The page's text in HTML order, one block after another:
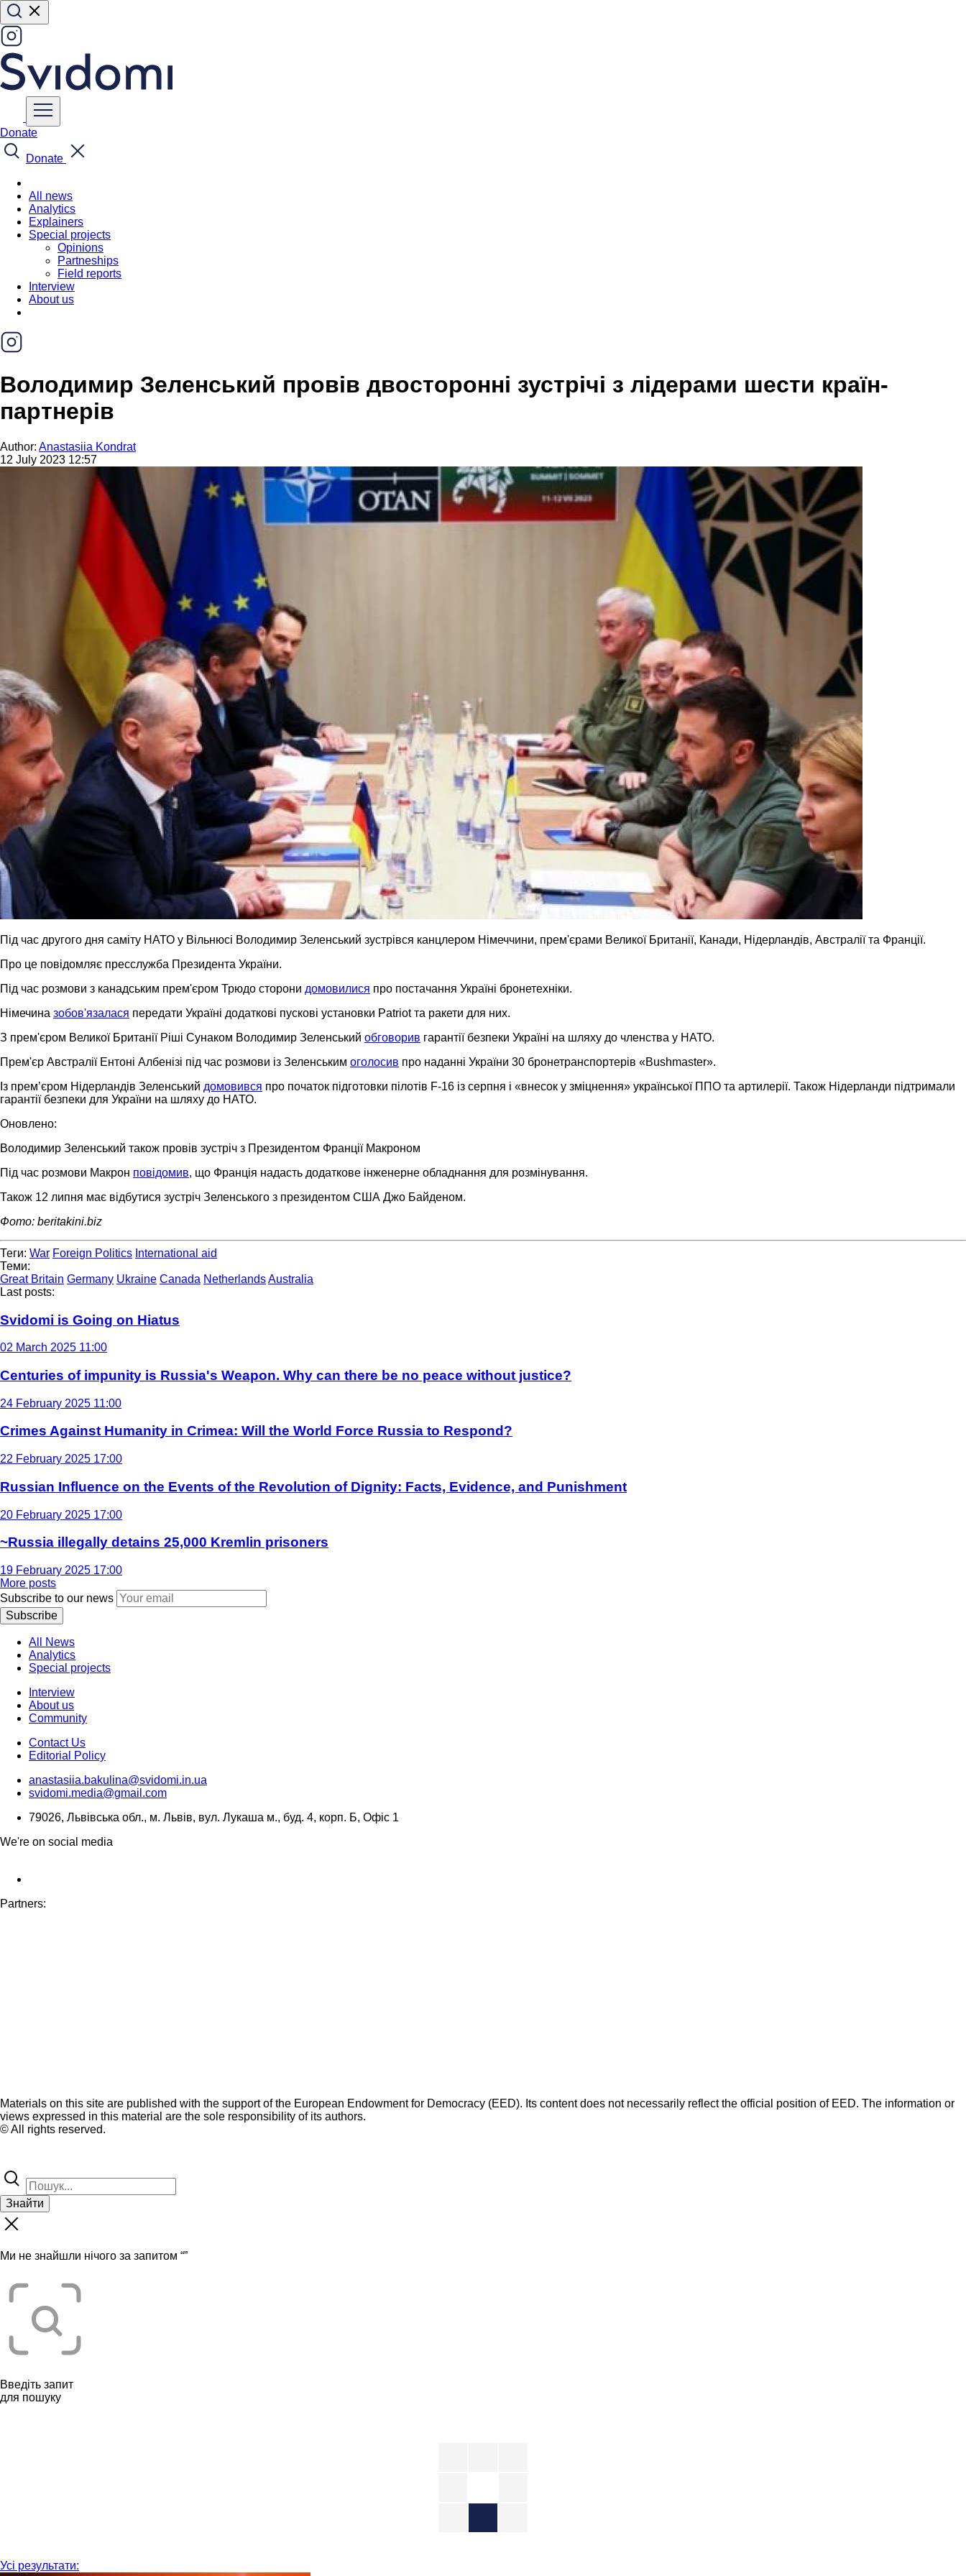
Donate
Donate
All news
Analytics
Explainers
Special projects
Opinions
Partneships
Field reports
Interview
About us
Володимир Зеленський провів двосторонні зустрічі з лідерами шести країн-
партнерів
Author: Anastasiia Kondrat
12 July 2023 12:57
Під час другого дня саміту НАТО у Вільнюсі Володимир Зеленський зустрівся канцлером Німеччини, прем'єрами Великої Британії, Канади, Нідерландів, Австралії та Франції.
Про це повідомляє пресслужба Президента України.
Під час розмови з канадським прем'єром Трюдо сторони домовилися про постачання Україні бронетехніки.
Німечина зобов'язалася передати Україні додаткові пускові установки Patriot та ракети для них.
З прем'єром Великої Британії Ріші Сунаком Володимир Зеленський обговорив гарантії безпеки Україні на шляху до членства у НАТО.
Прем'єр Австралії Ентоні Албенізі під час розмови із Зеленським оголосив про наданні України 30 бронетранспортерів «Bushmaster».
Із премʼєром Нідерландів Зеленський домовився про початок підготовки пілотів F-16 із серпня і «внесок у зміцнення» української ППО та артилерії. Також Нідерланди підтримали
гарантії безпеки для України на шляху до НАТО.
Оновлено:
Володимир Зеленський також провів зустріч з Президентом Франції Макроном
Під час розмови Макрон повідомив, що Франція надасть додаткове інженерне обладнання для розмінування.
Також 12 липня має відбутися зустріч Зеленського з президентом США Джо Байденом.
Фото: beritakini.biz
Теги: War Foreign Politics International aid
Теми:
Great Britain Germany Ukraine Canada NetherlandsAustralia
Last posts:
Svidomi is Going on Hiatus
02 March 2025 11:00
Centuries of impunity is Russia's Weapon. Why can there be no peace without justice?
24 February 2025 11:00
Crimes Against Humanity in Crimea: Will the World Force Russia to Respond?
22 February 2025 17:00
Russian Influence on the Events of the Revolution of Dignity: Facts, Evidence, and Punishment
20 February 2025 17:00
~Russia illegally detains 25,000 Kremlin prisoners
19 February 2025 17:00
More posts
Subscribe to our news
Subscribe
All News
Analytics
Special projects
Interview
About us
Community
Contact Us
Editorial Policy
anastasiia.bakulina@svidomi.in.ua
svidomi.media@gmail.com
79026, Львівська обл., м. Львів, вул. Лукаша м., буд. 4, корп. Б, Офіс 1
We're on social media
Partners:
Materials on this site are published with the support of the European Endowment for Democracy (EED). Its content does not necessarily reflect the official position of EED. The information or
views expressed in this material are the sole responsibility of its authors.
© All rights reserved.
Знайти
Ми не знайшли нічого за запитом “”
Введіть запит
для пошуку
Усі результати: